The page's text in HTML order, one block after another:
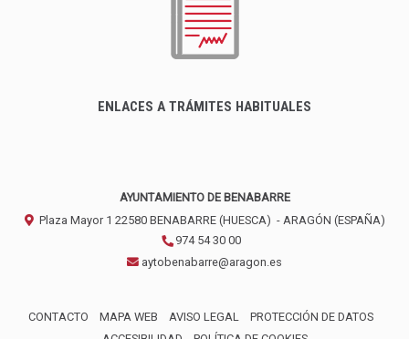
ENLACES A TRÁMITES HABITUALES
AYUNTAMIENTO DE BENABARRE
Plaza Mayor 1 22580 BENABARRE (HUESCA) - ARAGÓN (ESPAÑA)
974 54 30 00
aytobenabarre@aragon.es
CONTACTO MAPA WEB AVISO LEGAL
PROTECCIÓN DE DATOS